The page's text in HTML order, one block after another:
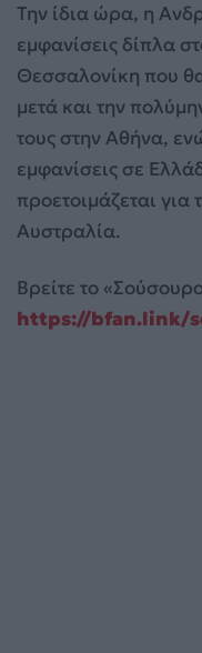
Την ίδια ώρα, η
εμφανίσεις δίπλα
Θεσσαλονίκη που
μετά και την
τους στην Αθήνα,
εμφανίσεις σε
προετοιμάζεται
Αυστραλία.
Βρείτε το
https://bfan.link/